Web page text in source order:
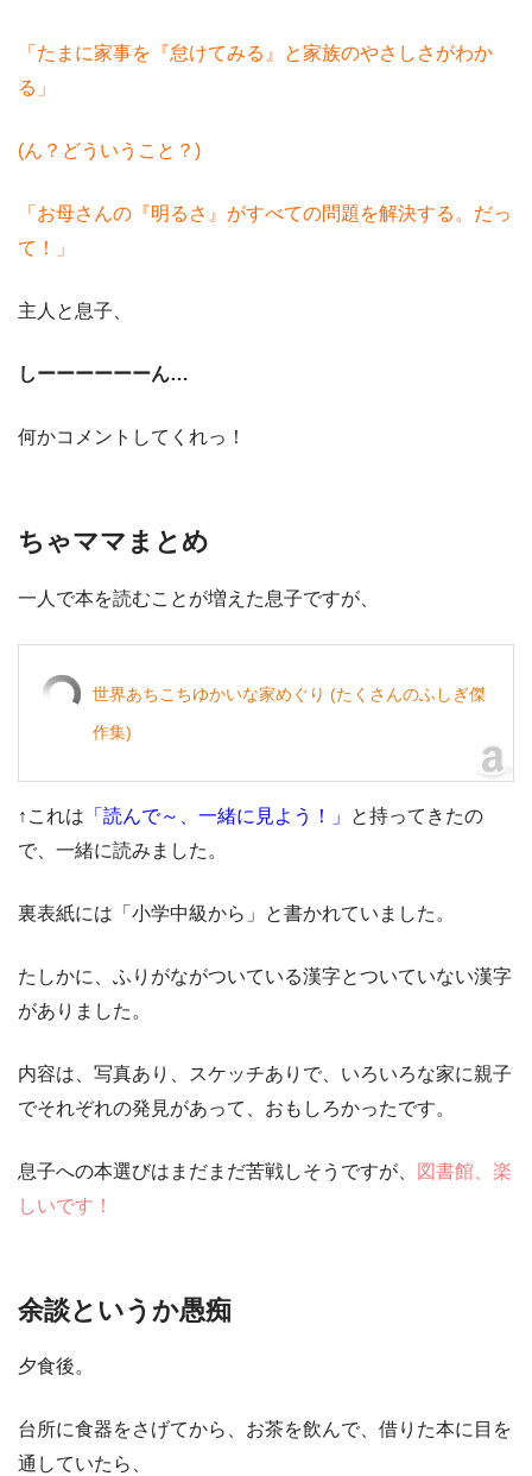
「たまに家事を『怠けてみる』と家族のやさしさがわか
る」
(ん？どういうこと？)
「お母さんの『明るさ』がすべての問題を解決する。だっ
て！」
主人と息子、
しーーーーーーん…
何かコメントしてくれっ！
ちゃママまとめ
一人で本を読むことが増えた息子ですが、
世界あちこちゆかいな家めぐり (たくさんのふしぎ傑
作集)
↑これは 「読んで～、一緒に見よう！」
と持ってきたの
で、一緒に読みました。
裏表紙には「小学中級から」と書かれていました。
たしかに、ふりがながついている漢字とついていない漢字
がありました。
内容は、写真あり、スケッチありで、いろいろな家に親子
でそれぞれの発見があって、おもしろかったです。
息子への本選びはまだまだ苦戦しそうですが、
図書館、楽
しいです！
余談というか愚痴
夕食後。
台所に食器をさげてから、お茶を飲んで、借りた本に目を
通していたら、